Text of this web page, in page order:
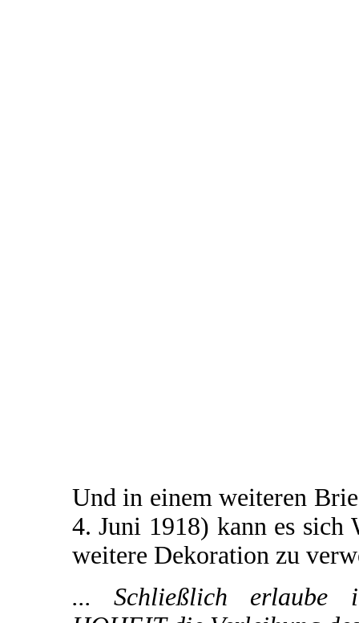
Und in einem weiteren
4. Juni 1918) kann es
weitere Dekoration zu
... Schließlich erlaube